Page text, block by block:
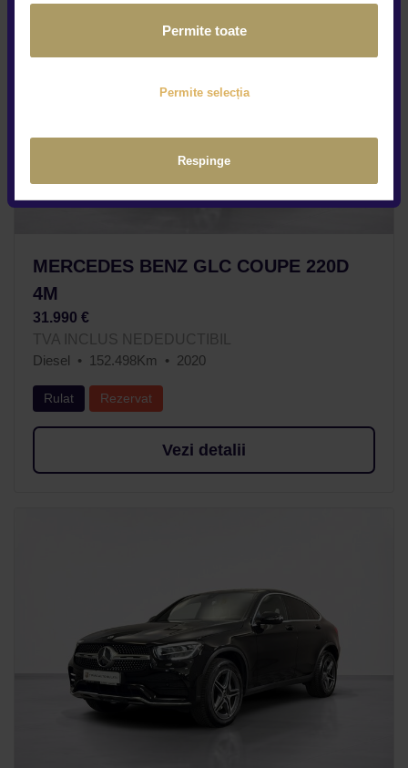
Permite toate
Permite selecția
Respinge
MERCEDES BENZ GLC COUPE 220D
4M
31.990 €
TVA INCLUS NEDEDUCTIBIL
Diesel
152.498Km 2020
Rulat Rezervat
Vezi detalii